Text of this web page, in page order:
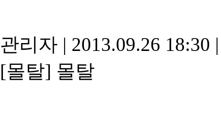
관리자 | 2013.09.26 18:30 |
[몰탈] 몰탈